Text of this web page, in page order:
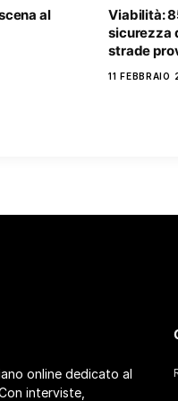
al
Viabilità:
sicurezza
strade
11 FEBBRAIO
online dedicato al
interviste,